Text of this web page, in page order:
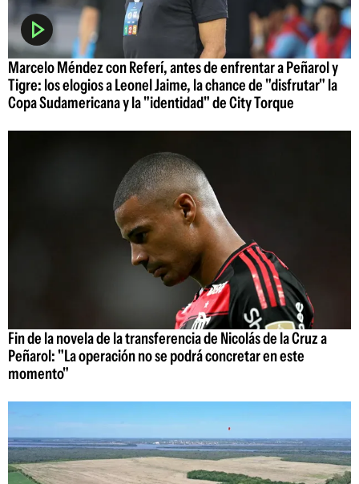
Marcelo Méndez con Referí, antes de enfrentar a Peñarol y
Tigre: los elogios a Leonel Jaime, la chance de "disfrutar" la
Copa Sudamericana y la "identidad" de City Torque
Fin de la novela de la transferencia de Nicolás de la Cruz a
Peñarol: "La operación no se podrá concretar en este
momento"